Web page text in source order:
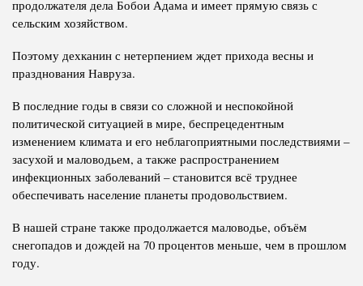
продолжателя дела Бобои Адама и имеет прямую связь с
сельским хозяйством.
Поэтому дехканин с нетерпением ждет прихода весны и
празднования Навруза.
В последние годы в связи со сложной и неспокойной
политической ситуацией в мире, беспрецедентным
изменением климата и его неблагоприятными последствиями –
засухой и маловодьем, а также распространением
инфекционных заболеваний – становится всё труднее
обеспечивать население планеты продовольствием.
В нашей стране также продолжается маловодье, объём
снегопадов и дождей на 70 процентов меньше, чем в прошлом
году.